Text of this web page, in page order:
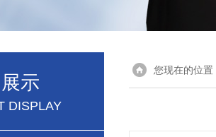
示
DISPLAY
您现在的位置